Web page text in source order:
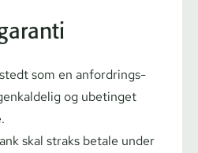
som en an­for­drings­
og ubetinget
skal straks betale under